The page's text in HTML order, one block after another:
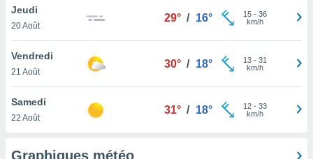
que
et que
Jeudi
20 Août
29° / 16° 15- 36
km/h
Vendredi
21 Août
30° / 18° 13- 31
km/h
Samedi
22 Août
31° / 18° 12- 33
km/h
Graphiques météo